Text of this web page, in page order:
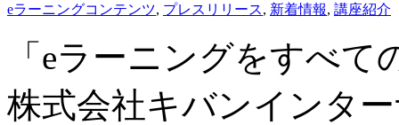
eラーニングコンテンツ, プレスリリース, 新着情報, 講座紹介
「eラーニングをすべて
株式会社キバンインタ